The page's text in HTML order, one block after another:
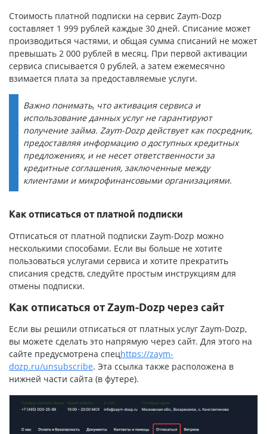
Стоимость платной подписки на сервис Zaym-Dozp
составляет 1 999 рублей каждые 30 дней. Списание может
производиться частями, и общая сумма списаний не может
превышать 2 000 рублей в месяц. При первой активации
сервиса списывается 0 рублей, а затем ежемесячно
взимается плата за предоставляемые услуги.
Важно понимать, что активация сервиса и
использование данных услуг не гарантируют
получение займа. Zaym-Dozp действует как посредник,
предоставляя информацию о доступных кредитных
предложениях, и не несет ответственности за
кредитные соглашения, заключенные между
клиентами и микрофинансовыми организациями.
Как отписаться от платной подписки
Отписаться от платной подписки Zaym-Dozp можно
несколькими способами. Если вы больше не хотите
пользоваться услугами сервиса и хотите прекратить
списания средств, следуйте простым инструкциям для
отмены подписки.
Как отписаться от Zaym-Dozp через сайт
Если вы решили отписаться от платных услуг Zaym-Dozp,
вы можете сделать это напрямую через сайт. Для этого на
сайте предусмотрена спецhttps://zaym-
dozp.ru/unsubscribe. Эта ссылка также расположена в
нижней части сайта (в футере).